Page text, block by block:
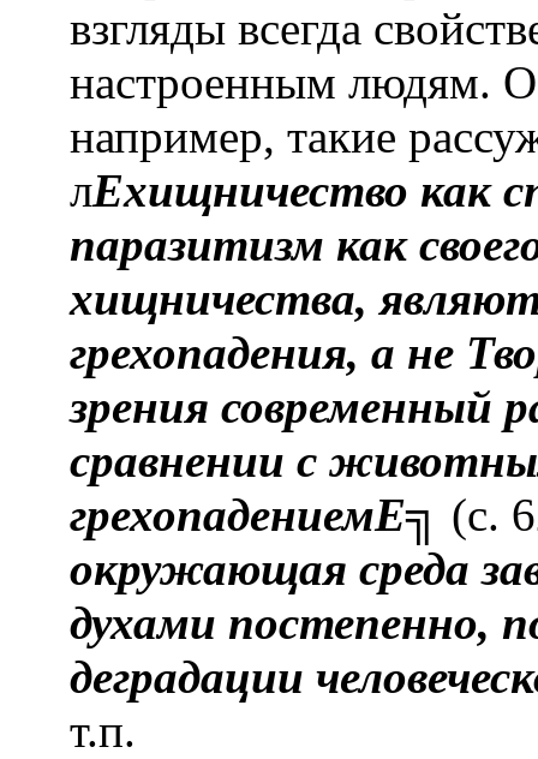
взгляды всегда
настроенным людям. О
например, такие
лЕхищничество как
паразитизм как
хищничества,
грехопадения, а не
зрения современный
сравнении с
грехопадениемЕ╗ (с.
окружающая среда
духами постепенно,
деградации
т.п.